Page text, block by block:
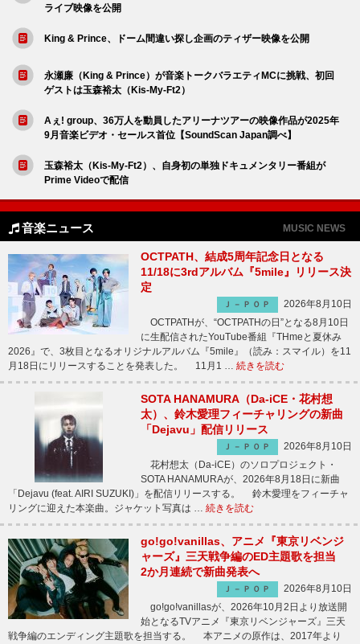
ライブ映像を公開
King & Prince、ドーム間違い探し企画のティザー映像を公開
永瀬廉（King & Prince）が音楽トークバラエティMCに挑戦、初回
ゲストは玉森裕太（Kis-My-Ft2）
Aぇ! group、36万人を動員したアリーナツアーの映像作品が2025年
9月音楽ビデオ・セールス首位【SoundScan Japan調べ】
玉森裕太（Kis-My-Ft2）、自身初の単独ドキュメンタリー番組が
Prime Videoで配信
音楽ニュース MUSIC NEWS
OCTPATH、結成5周年記念日となる
11/18に3rdアルバム『5mile』リリース決
定
Ｊ－ＰＯＰ
2026年8月10日
OCTPATHが、“OCTPATHの日”となる8月10日
に生配信されたYouTube番組『THmeと夏休み
2026』で、3枚目となるオリジナルアルバム『5mile』（読み：スマイル）を11
月18日にリリースすることを発表した。 11月1 … 続きを読む
SOTA HANAMURA（Da-iCE・花村想
太）、鈴木愛理フィーチャリングの新曲
「Dejavu」配信リリース
Ｊ－ＰＯＰ
2026年8月10日
花村想太（Da-iCE）のソロプロジェクト・
SOTA HANAMURAが、2026年8月18日に新曲
「Dejavu (feat. AIRI SUZUKI)」を配信リリースする。 鈴木愛理をフィーチャ
リングに迎えた本楽曲。ジャケット写真は … 続きを読む
go!go!vanillas、アニメ『東京リベンジ
ャーズ』三天戦争編のED主題歌を担当
2か月連続で新曲発表へ
Ｊ－ＰＯＰ
2026年8月10日
go!go!vanillasが、2026年10月2日より放送開
始となるTVアニメ『東京リベンジャーズ』三天
戦争編のエンディング主題歌を担当する。 本アニメの原作は、2017年より